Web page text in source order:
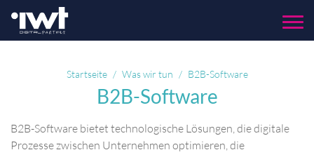
Menu
Startseite Was wir tun B2B-Software
B2B-Software
B2B-Software bietet technologische Lösungen, die digitale
Prozesse zwischen Unternehmen optimieren, die